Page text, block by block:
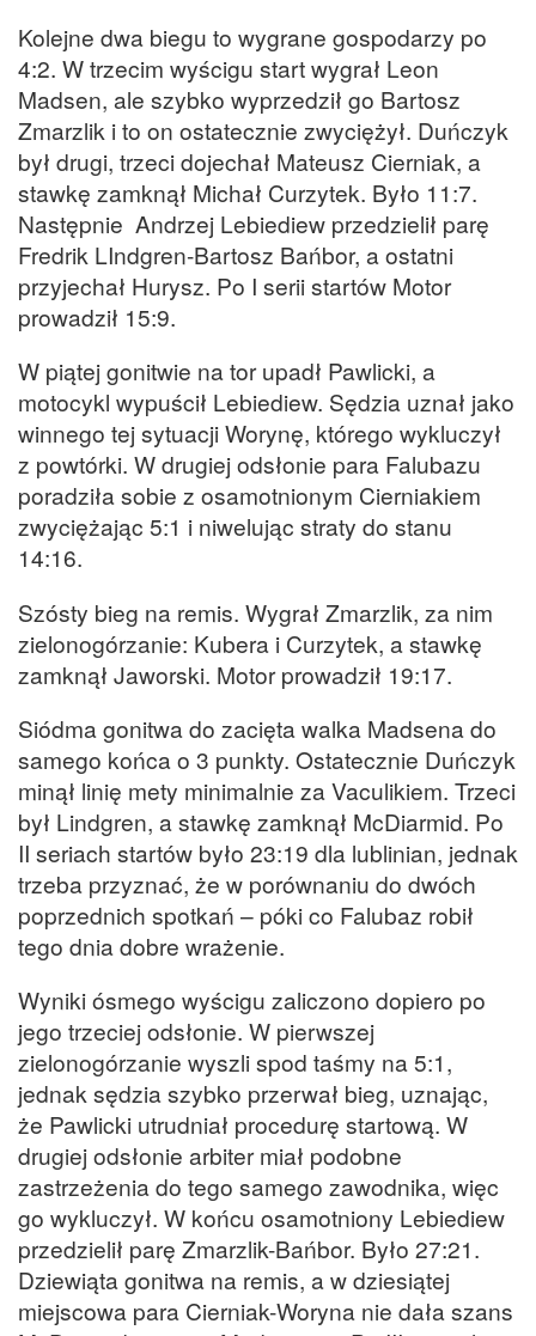
Kolejne dwa biegu to wygrane gospodarzy po
4:2. W trzecim wyścigu start wygrał Leon
Madsen, ale szybko wyprzedził go Bartosz
Zmarzlik i to on ostatecznie zwyciężył. Duńczyk
był drugi, trzeci dojechał Mateusz Cierniak, a
stawkę zamknął Michał Curzytek. Było 11:7.
Następnie Andrzej Lebiediew przedzielił parę
Fredrik LIndgren-Bartosz Bańbor, a ostatni
przyjechał Hurysz. Po I serii startów Motor
prowadził 15:9.
W piątej gonitwie na tor upadł Pawlicki, a
motocykl wypuścił Lebiediew. Sędzia uznał jako
winnego tej sytuacji Worynę, którego wykluczył
z powtórki. W drugiej odsłonie para Falubazu
poradziła sobie z osamotnionym Cierniakiem
zwyciężając 5:1 i niwelując straty do stanu
14:16.
Szósty bieg na remis. Wygrał Zmarzlik, za nim
zielonogórzanie: Kubera i Curzytek, a stawkę
zamknął Jaworski. Motor prowadził 19:17.
Siódma gonitwa do zacięta walka Madsena do
samego końca o 3 punkty. Ostatecznie Duńczyk
minął linię mety minimalnie za Vaculikiem. Trzeci
był Lindgren, a stawkę zamknął McDiarmid. Po
II seriach startów było 23:19 dla lublinian, jednak
trzeba przyznać, że w porównaniu do dwóch
poprzednich spotkań – póki co Falubaz robił
tego dnia dobre wrażenie.
Wyniki ósmego wyścigu zaliczono dopiero po
jego trzeciej odsłonie. W pierwszej
zielonogórzanie wyszli spod taśmy na 5:1,
jednak sędzia szybko przerwał bieg, uznając,
że Pawlicki utrudniał procedurę startową. W
drugiej odsłonie arbiter miał podobne
zastrzeżenia do tego samego zawodnika, więc
go wykluczył. W końcu osamotniony Lebiediew
przedzielił parę Zmarzlik-Bańbor. Było 27:21.
Dziewiąta gonitwa na remis, a w dziesiątej
miejscowa para Cierniak-Woryna nie dała szans